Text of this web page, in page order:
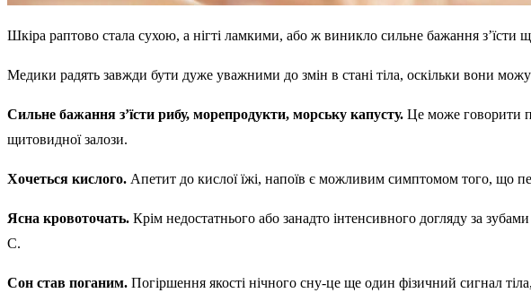
Шкіра раптово стала сухою, а нігті ламкими, або ж виникло сильне бажання з’їсти
Медики радять завжди бути дуже уважними до змін в стані тіла, оскільки вони
Сильне бажання з’їсти рибу, морепродукти, морську капусту. Це може говорити
щитовидної залози.
Хочеться кислого. Апетит до кислої їжі, напоїв є можливим симптомом того, що
Ясна кровоточать. Крім недостатнього або занадто інтенсивного догляду за
С.
Сон став поганим. Погіршення якості нічного сну-це ще один фізичний сигнал